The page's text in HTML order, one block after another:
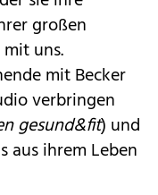
großen
uns.
mit Becker
verbringen
gesund&fit) und
aus ihrem Leben